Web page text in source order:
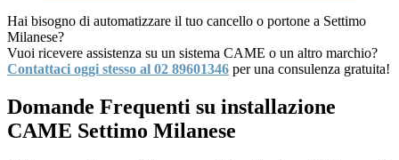
Hai bisogno di automatizzare il tuo cancello o portone a Settimo
Milanese?
Vuoi ricevere assistenza su un sistema CAME o un altro marchio?
Contattaci oggi stesso al 02 89601346 per una consulenza gratuita!
Domande Frequenti su installazione
CAME Settimo Milanese